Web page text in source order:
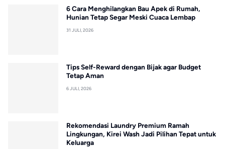
6 Cara Menghilangkan Bau Apek di Rumah,
Hunian Tetap Segar Meski Cuaca Lembap
31 JULI, 2026
Tips Self-Reward dengan Bijak agar Budget
Tetap Aman
6 JULI, 2026
Rekomendasi Laundry Premium Ramah
Lingkungan, Kirei Wash Jadi Pilihan Tepat untuk
Keluarga